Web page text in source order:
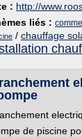
: http://
liés :
/ chauffage
de piscine